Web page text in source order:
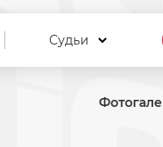
Судьи